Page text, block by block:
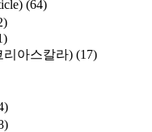
(64)
리아스칼라) (17)